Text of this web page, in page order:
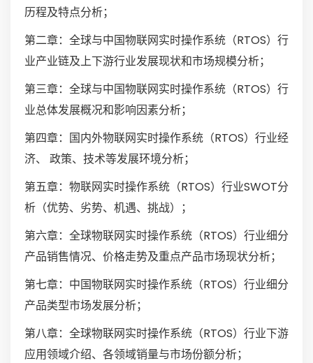
历程及特点分析；
第二章：全球与中国物联网实时操作系统（RTOS）行
业产业链及上下游行业发展现状和市场规模分析；
第三章：全球与中国物联网实时操作系统（RTOS）行
业总体发展概况和影响因素分析；
第四章：国内外物联网实时操作系统（RTOS）行业经
济、 政策、技术等发展环境分析；
第五章：物联网实时操作系统（RTOS）行业SWOT分
析（优势、劣势、机遇、挑战）；
第六章：全球物联网实时操作系统（RTOS）行业细分
产品销售情况、价格走势及重点产品市场现状分析；
第七章：中国物联网实时操作系统（RTOS）行业细分
产品类型市场发展分析；
第八章：全球物联网实时操作系统（RTOS）行业下游
应用领域介绍、各领域销量与市场份额分析；